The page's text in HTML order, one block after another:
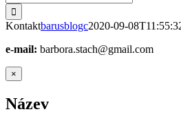
Kontaktbarusblogc2020-09-
e-mail: barbora.stach@gmail.com
Zavřít
Rychlé
produktu
×
Název